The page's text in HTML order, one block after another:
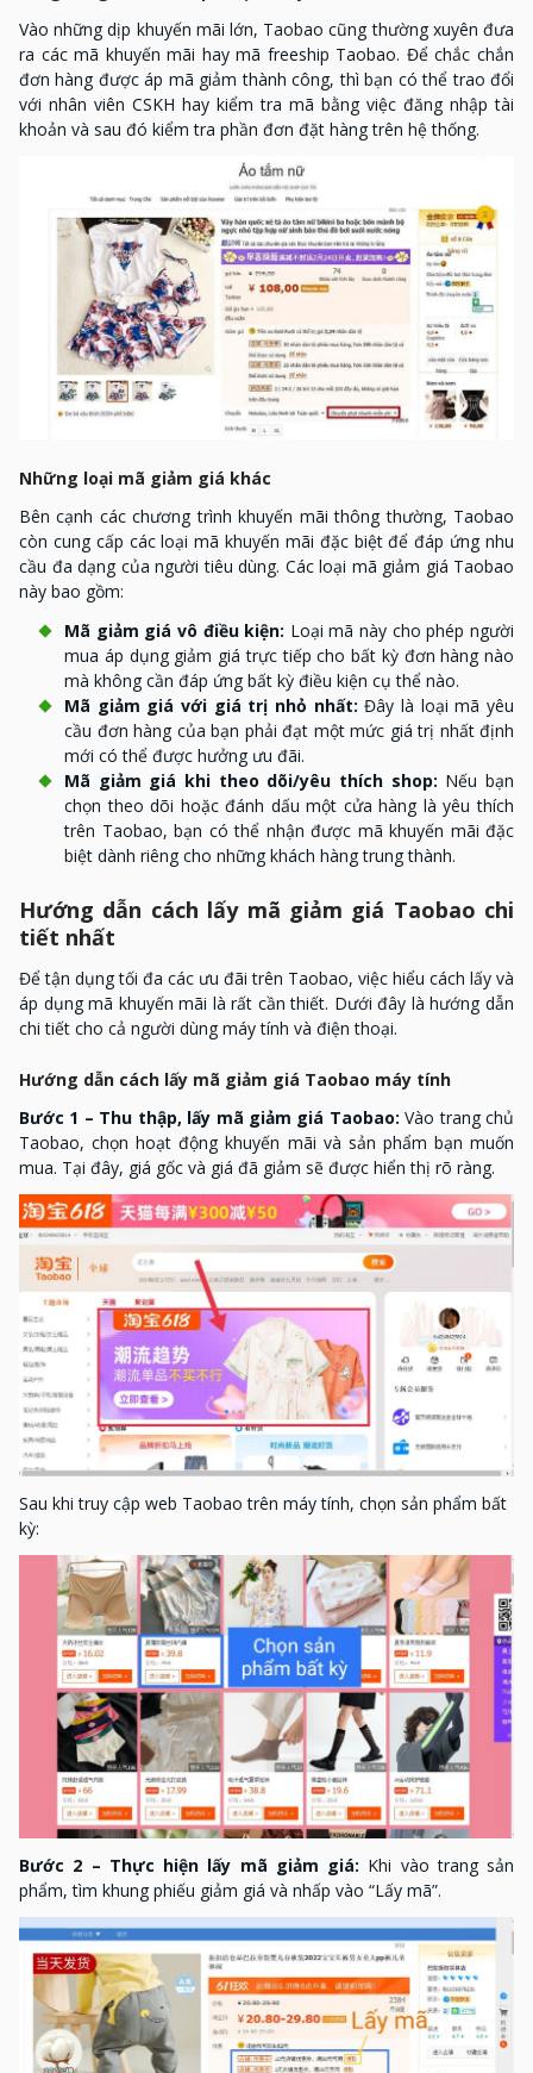
Vào những dịp khuyến mãi lớn, Taobao cũng thường xuyên đưa
ra các mã khuyến mãi hay mã freeship Taobao. Để chắc chắn
đơn hàng được áp mã giảm thành công, thì bạn có thể trao đổi
với nhân viên CSKH hay kiểm tra mã bằng việc đăng nhập tài
khoản và sau đó kiểm tra phần đơn đặt hàng trên hệ thống.
Những loại mã giảm giá khác
Bên cạnh các chương trình khuyến mãi thông thường, Taobao
còn cung cấp các loại mã khuyến mãi đặc biệt để đáp ứng nhu
cầu đa dạng của người tiêu dùng. Các loại mã giảm giá Taobao
này bao gồm:
Mã giảm giá vô điều kiện: Loại mã này cho phép người
mua áp dụng giảm giá trực tiếp cho bất kỳ đơn hàng nào
mà không cần đáp ứng bất kỳ điều kiện cụ thể nào.
Mã giảm giá với giá trị nhỏ nhất:Đây là loại mã yêu
cầu đơn hàng của bạn phải đạt một mức giá trị nhất định
mới có thể được hưởng ưu đãi.
Mã giảm giá khi theo dõi/yêu thích shop: Nếu bạn
chọn theo dõi hoặc đánh dấu một cửa hàng là yêu thích
trên Taobao, bạn có thể nhận được mã khuyến mãi đặc
biệt dành riêng cho những khách hàng trung thành.
Hướng dẫn cách lấy mã giảm giá Taobao chi
tiết nhất
Để tận dụng tối đa các ưu đãi trên Taobao, việc hiểu cách lấy và
áp dụng mã khuyến mãi là rất cần thiết. Dưới đây là hướng dẫn
chi tiết cho cả người dùng máy tính và điện thoại.
Hướng dẫn cách lấy mã giảm giá Taobao máy tính
Bước 1 – Thu thập, lấy mã giảm giá Taobao: Vào trang chủ
Taobao, chọn hoạt động khuyến mãi và sản phẩm bạn muốn
mua. Tại đây, giá gốc và giá đã giảm sẽ được hiển thị rõ ràng.
Sau khi truy cập web Taobao trên máy tính, chọn sản phẩm bất
kỳ:
Bước 2 – Thực hiện lấy mã giảm giá: Khi vào trang sản
phẩm, tìm khung phiếu giảm giá và nhấp vào “Lấy mã”.